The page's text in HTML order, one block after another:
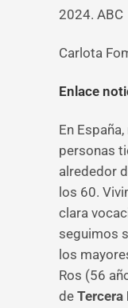
2024. ABC
Carlota
Enlace
En
personas
alrededor
los 60.
clara
seguimos
los
Ros (56
de Tercera